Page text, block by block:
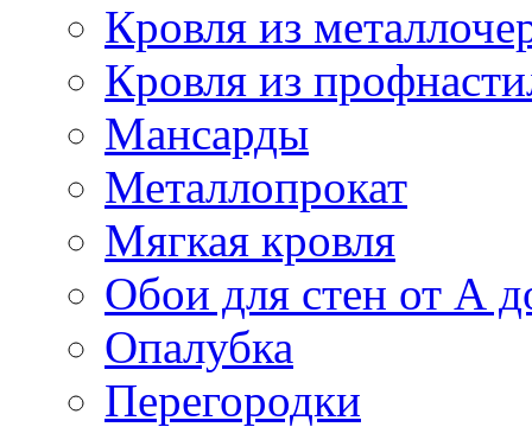
Кровля из
Кровля из
Мансарды
Металлопрокат
Мягкая кровля
Обои для стен от А
Опалубка
Перегородки